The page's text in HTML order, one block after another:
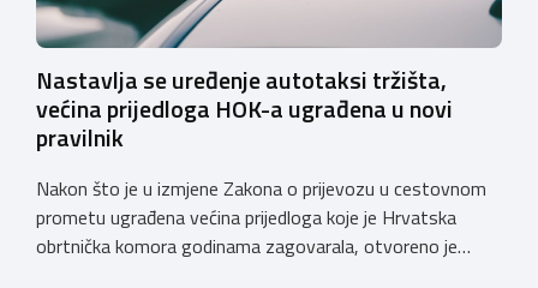
Nastavlja se uređenje autotaksi tržišta,
većina prijedloga HOK-a ugrađena u novi
pravilnik
Nakon što je u izmjene Zakona o prijevozu u cestovnom
prometu ugrađena većina prijedloga koje je Hrvatska
obrtnička komora godinama zagovarala, otvoreno je